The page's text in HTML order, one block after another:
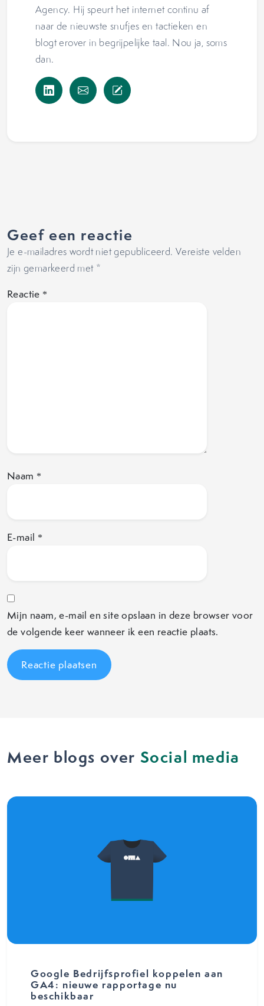
Agency. Hij speurt het internet continu af
naar de nieuwste snufjes en tactieken en
blogt erover in begrijpelijke taal. Nou ja, soms
dan.
Geef een reactie
Je e-mailadres wordt niet gepubliceerd. Vereiste velden
zijn gemarkeerd met *
Reactie *
Naam *
E-mail *
Mijn naam, e-mail en site opslaan in deze browser voor
de volgende keer wanneer ik een reactie plaats.
Meer blogs over Social media
Google Bedrijfsprofiel koppelen aan
GA4: nieuwe rapportage nu
beschikbaar